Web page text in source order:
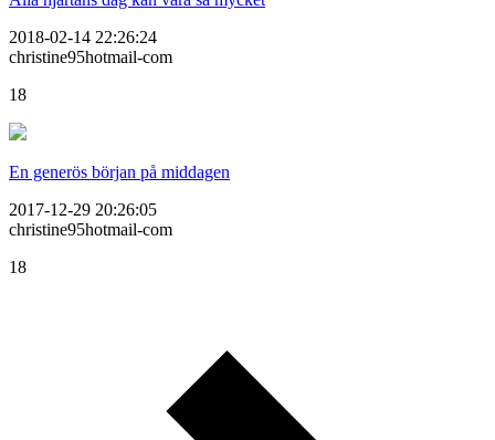
2018-02-14 22:26:24
christine95hotmail-com
18
En generös början på middagen
2017-12-29 20:26:05
christine95hotmail-com
18